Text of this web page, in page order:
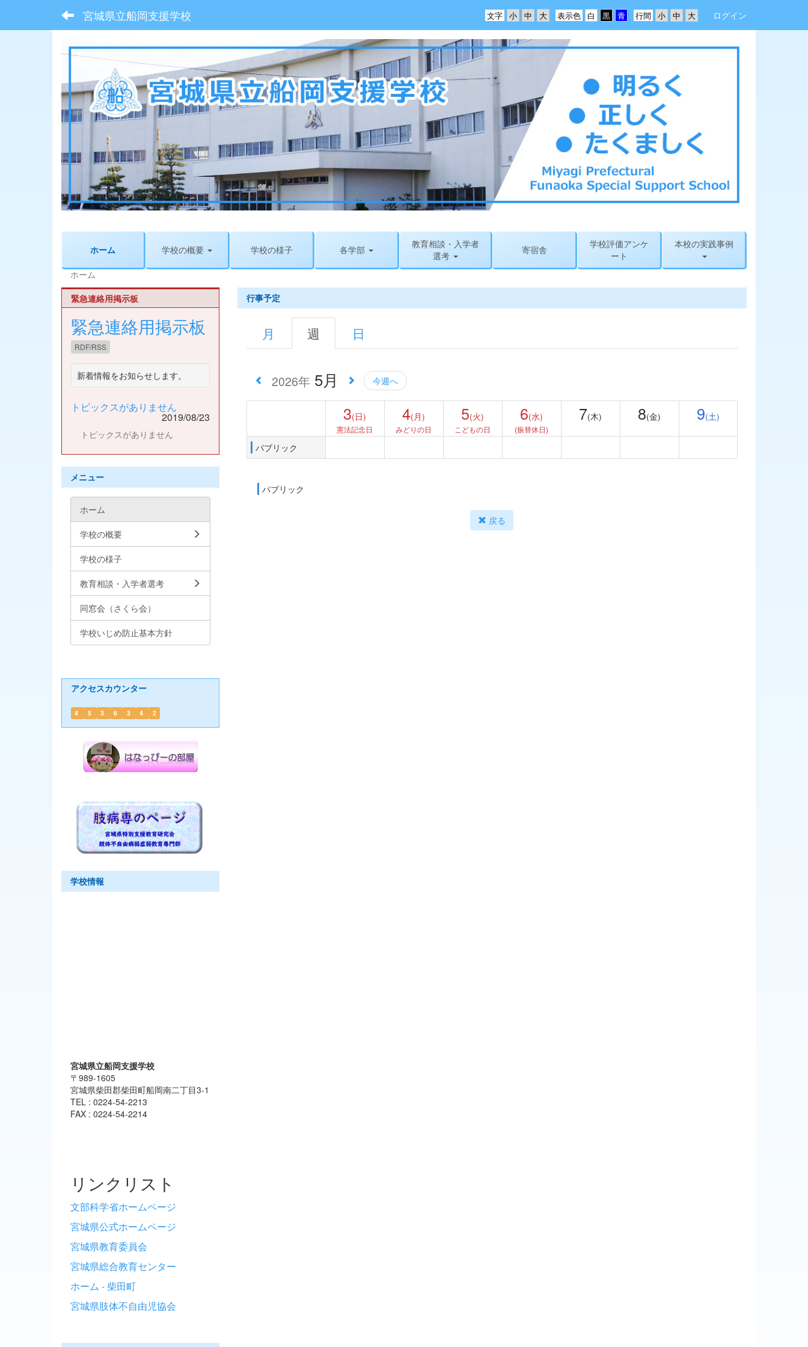
宮城県立船岡支援学校 行間
表示色
文字 ログイン
ホーム 学校の概要 学校の様子 各学部
教育相談・入学者
選考
寄宿舎
学校評価アンケ
ート
本校の実践事例
ホーム
行事予定
月 週 日
2026年 5月 今週へ
3(日)
憲法記念日
4(月)
みどりの日
5(火)
こどもの日
6(水)
(振替休日)
7(木) 8(金) 9(土)
パブリック
パブリック
戻る
緊急連絡用掲示板
緊急連絡用掲示板
RDF/RSS
新着情報をお知らせします。
トピックスがありません
2019/08/23
トピックスがありません
メニュー
ホーム
学校の概要
学校の様子
教育相談・入学者選考
同窓会（さくら会）
学校いじめ防止基本方針
アクセスカウンター
4 5 3 6 3 4 2
学校情報
宮城県立船岡支援学校
〒989-1605
宮城県柴田郡柴田町船岡南二丁目3-1
TEL : 0224-54-2213
FAX : 0224-54-2214
リンクリスト
文部科学省ホームページ
宮城県公式ホームページ
宮城県教育委員会
宮城県総合教育センター
ホーム - 柴田町
宮城県肢体不自由児協会